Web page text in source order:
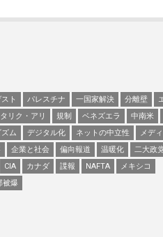
ト パレスチナ 一国家解決 分離壁
タリク・アリ 規制 ベネズエラ 中南米
ム デジタル化 ネットの中立性 メデ
企業と社会 偏向報道 温暖化
二大政
CIA カナダ 諜報 NAFTA
メキシコ
被爆